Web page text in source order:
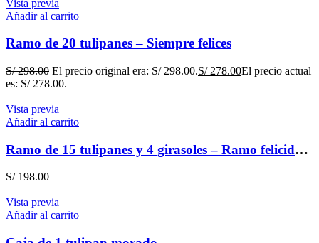
Vista previa
Añadir al carrito
Ramo de 20 tulipanes – Siempre felices
S/298.00 El precio original era: S/ 298.00.S/278.00El precio actual
es: S/ 278.00.
Vista previa
Añadir al carrito
Ramo de 15 tulipanes y 4 girasoles – Ramo felicidad – flores amarillas
S/198.00
Vista previa
Añadir al carrito